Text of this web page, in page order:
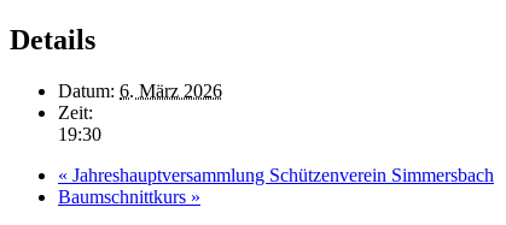
Details
Datum: 6. März 2026
Zeit:
19:30
« Jahreshauptversammlung Schützenverein Simmersbach
Baumschnittkurs »